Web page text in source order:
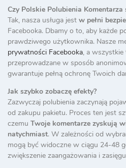
Czy Polskie Polubienia Komentarza
Tak, nasza usługa jest w pełni
Facebooka. Dbamy o to, aby każde
prawdziwego użytkownika. Nasze
prywatności Facebooka, a wszystkie
przeprowadzane w sposób
gwarantuje pełną ochronę Twoich
Jak szybko zobaczę efekty?
Zazwyczaj polubienia zaczynają
od zakupu pakietu. Proces ten jest
czemu Twoje komentarze zyskują
natychmiast. W zależności od
mogą być widoczne w ciągu 24-48
zwiększenie zaangażowania i